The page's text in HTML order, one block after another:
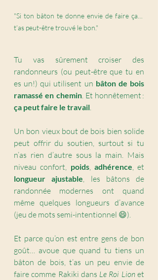
"Si ton bâton te donne envie de faire ça…
t’as peut-être trouvé le bon."
Tu vas sûrement croiser des
randonneurs (ou peut-être que tu en
es un!) qui utilisent un bâton de bois
ramassé en chemin
ça peut faire le travail.
Un bon vieux bout de bois bien solide
peut offrir du soutien, surtout si tu
n’as rien d’autre sous la main. Mais
niveau confort, poids, adhérence
longueur ajustable, les bâtons de
randonnée modernes ont quand
même quelques longueurs d’avance
(jeu de mots semi-intentionnel 😄).
Et parce qu’on est entre gens de bon
goût… avoue que quand tu tiens un
bâton de bois, t’as un peu envie de
faire comme Rakiki dans Le Roi Lion et